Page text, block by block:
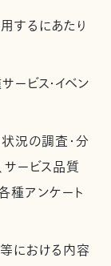
するにあたり
ービス・イベン
況の調査・分
サービス品質
種アンケート
における内容